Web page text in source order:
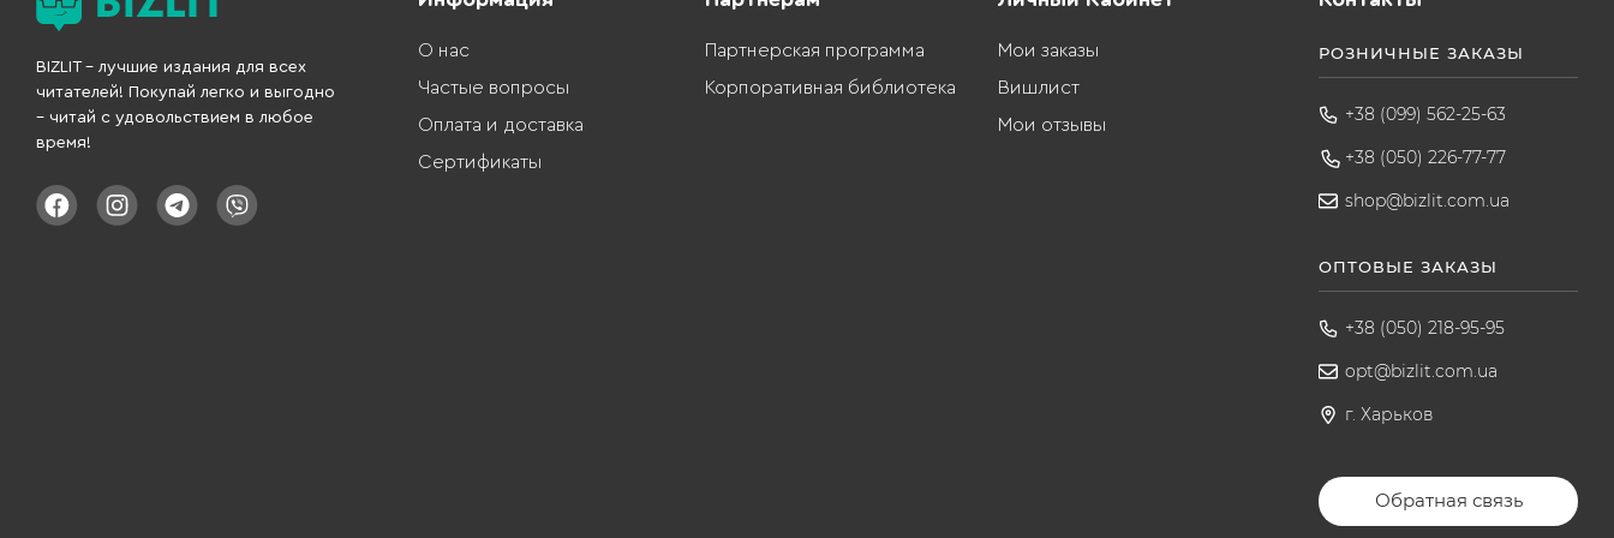
BIZLIT – лучшие издания для всех
читателей! Покупай легко и выгодно
– читай с удовольствием в любое
время!
О нас
Частые вопросы
Оплата и доставка
Сертификаты
Партнерская программа
Корпоративная библиотека
Мои заказы
Вишлист
Мои отзывы
РОЗНИЧНЫЕ ЗАКАЗЫ
+38 (099) 562-25-63
+38 (050) 226-77-77
shop@bizlit.com.ua
ОПТОВЫЕ ЗАКАЗЫ
+38 (050) 218-95-95
opt@bizlit.com.ua
г. Харьков
Обратная связь